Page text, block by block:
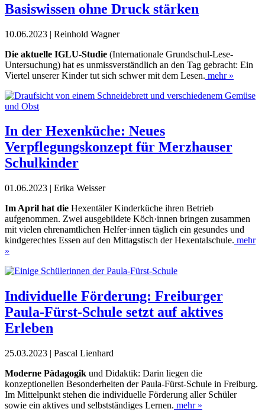
Basiswissen ohne Druck stärken
10.06.2023 | Reinhold Wagner
Die aktuelle IGLU-Studie (Internationale Grundschul-Lese-
Untersuchung) hat es unmissverständlich an den Tag gebracht: Ein
Viertel unserer Kinder tut sich schwer mit dem Lesen. mehr »
In der Hexenküche: Neues
Verpflegungskonzept für Merzhauser
Schulkinder
01.06.2023 | Erika Weisser
Im April hat die Hexentäler Kinderküche ihren Betrieb
aufgenommen. Zwei ausgebildete Köch·innen bringen zusammen
mit vielen ehren­amtlichen Helfer·innen täglich ein ge­sun­des und
kindgerechtes Essen auf den Mittagstisch der Hexentalschule. mehr
»
Individuelle Förderung: Freiburger
Paula-Fürst-Schule setzt auf aktives
Erleben
25.03.2023 | Pascal Lienhard
Moderne Pädagogik und Didaktik: Darin liegen die
konzeptionellen Besonderheiten der Paula-Fürst-Schule in Freiburg.
Im Mittelpunkt stehen die individuelle Förderung aller Schüler
sowie ein aktives und selbstständiges Lernen. mehr »